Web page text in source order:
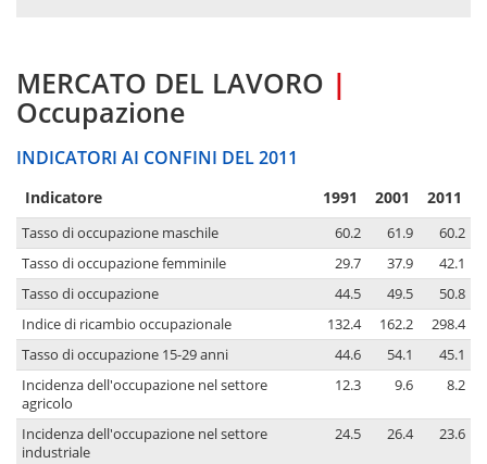
MERCATO DEL LAVORO |
Occupazione
INDICATORI AI CONFINI DEL 2011
Indicatore 1991 2001 2011
Tasso di occupazione maschile 60.2 61.9
60.2
Tasso di occupazione femminile
29.7 37.9
42.1
Tasso di occupazione
44.5 49.5
50.8
Indice di ricambio occupazionale
132.4 162.2
298.4
Tasso di occupazione 15-29 anni
44.6 54.1
45.1
Incidenza dell'occupazione nel settore
agricolo
12.3 9.6 8.2
Incidenza dell'occupazione nel settore
industriale
24.5 26.4 23.6